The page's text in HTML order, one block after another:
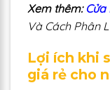
Xem thêm: Cửa
Và Cách Phân
Lợi ích khi
giá rẻ cho